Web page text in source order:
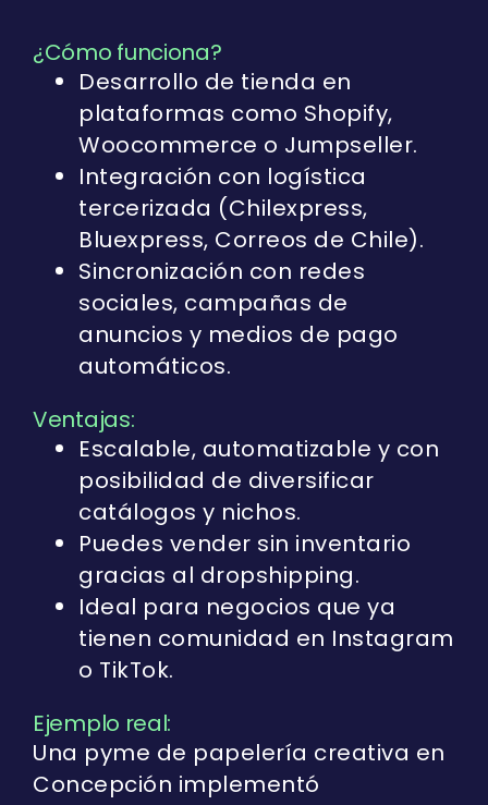
¿Cómo funciona?
Desarrollo de tienda en
plataformas como Shopify,
Woocommerce o Jumpseller.
Integración con logística
tercerizada (Chilexpress,
Bluexpress, Correos de Chile).
Sincronización con redes
sociales, campañas de
anuncios y medios de pago
automáticos.
Ventajas:
Escalable, automatizable y con
posibilidad de diversificar
catálogos y nichos.
Puedes vender sin inventario
gracias al dropshipping.
Ideal para negocios que ya
tienen comunidad en Instagram
o TikTok.
Ejemplo real:
Una pyme de papelería creativa en
Concepción implementó